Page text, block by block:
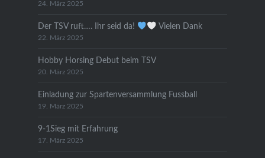
24. März 2025
Der TSV ruft…. Ihr seid da! Vielen Dank
22. März 2025
Hobby Horsing Debut beim TSV
20. März 2025
Einladung zur Spartenversammlung Fussball
19. März 2025
9-1Sieg mit Erfahrung
17. März 2025